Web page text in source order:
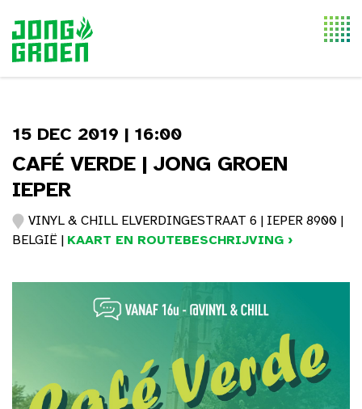
15 DEC 2019 | 16:00
CAFÉ VERDE | JONG GROEN
IEPER
VINYL & CHILL ELVERDINGESTRAAT 6 | IEPER 8900 |
BELGIË | KAART EN ROUTEBESCHRIJVING ›